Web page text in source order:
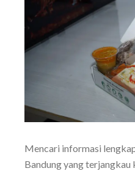
Mencari informasi
Bandung yang terjangkau